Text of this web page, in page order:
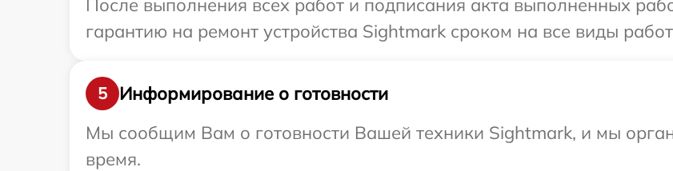
После выполнения всех работ и подписания акта выполненных
гарантию на ремонт устройства Sightmark сроком на все виды
5
Информирование о готовности
Мы сообщим Вам о готовности Вашей техники Sightmark, и мы
время.